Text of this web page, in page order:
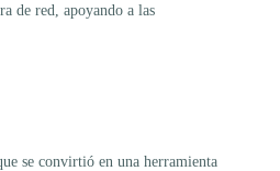
de red, apoyando a las
se convirtió en una herramienta